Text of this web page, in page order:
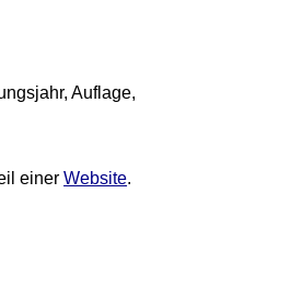
Auflage,
einerWebsite.